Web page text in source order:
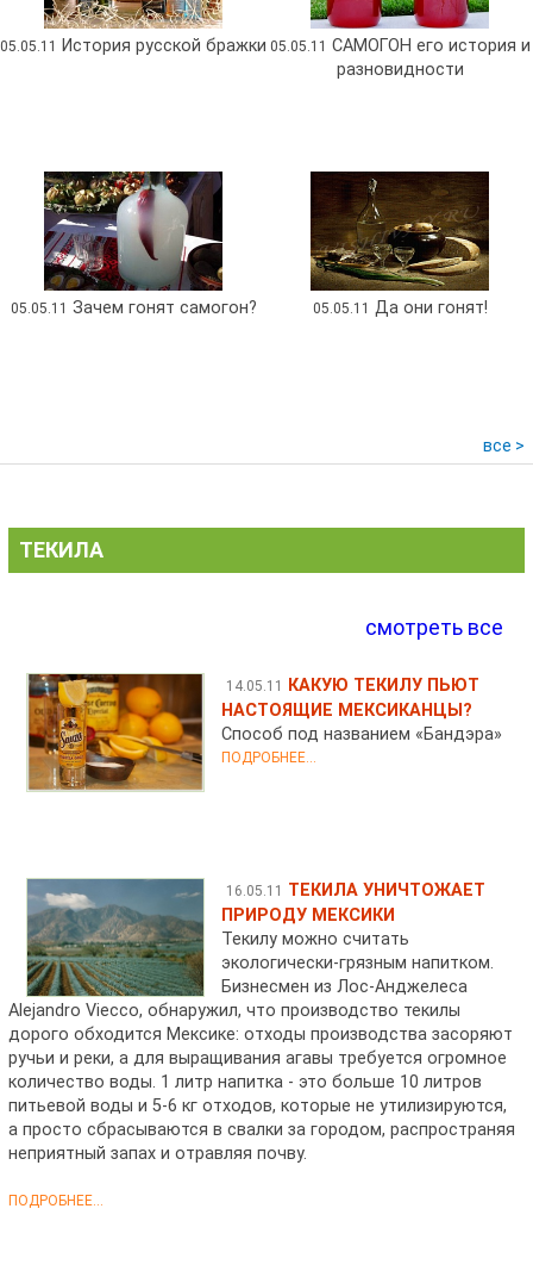
05.05.11 История русской бражки 05.05.11 САМОГОН его история и
разновидности
05.05.11 Зачем гонят самогон? 05.05.11 Да они гонят!
все >
ТЕКИЛА
смотреть все
14.05.11
КАКУЮ ТЕКИЛУ ПЬЮТ
НАСТОЯЩИЕ МЕКСИКАНЦЫ?
Способ под названием «Бандэра»
ПОДРОБНЕЕ...
16.05.11
ТЕКИЛА УНИЧТОЖАЕТ
ПРИРОДУ МЕКСИКИ
Текилу можно считать
экологически-грязным напитком.
Бизнесмен из Лос-Анджелеса
Alejandro Viecco, обнаружил, что производство текилы
дорого обходится Мексике: отходы производства засоряют
ручьи и реки, а для выращивания агавы требуется огромное
количество воды. 1 литр напитка - это больше 10 литров
питьевой воды и 5-6 кг отходов, которые не утилизируются,
а просто сбрасываются в свалки за городом, распространяя
неприятный запах и отравляя почву.
ПОДРОБНЕЕ...